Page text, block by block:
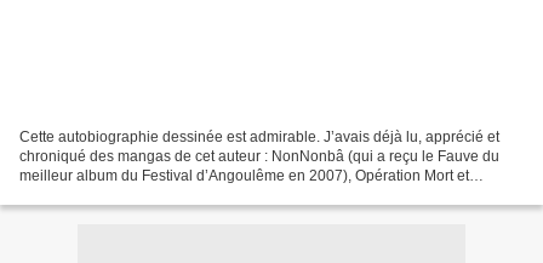
Cette autobiographie dessinée est admirable. J’avais déjà lu, apprécié et
chroniqué des mangas de cet auteur : NonNonbâ (qui a reçu le Fauve du
meilleur album du Festival d’Angoulême en 2007), Opération Mort et